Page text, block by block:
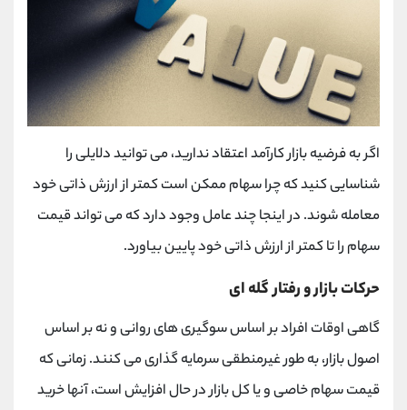
اگر به فرضیه بازار کارآمد اعتقاد ندارید، می توانید دلایلی را
شناسایی کنید که چرا سهام ممکن است کمتر از ارزش ذاتی خود
معامله شوند. در اینجا چند عامل وجود دارد که می تواند قیمت
سهام را تا کمتر از ارزش ذاتی خود پایین بیاورد.
حرکات بازار و رفتار گله ای
گاهی اوقات افراد بر اساس سوگیری های روانی و نه بر اساس
اصول بازار، به طور غیرمنطقی سرمایه گذاری می کنند. زمانی که
قیمت سهام خاصی و یا کل بازار در حال افزایش است، آنها خرید